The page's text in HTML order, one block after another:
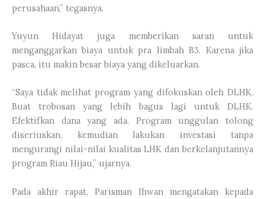
perusahaan,” tegasnya.
Yuyun Hidayat juga memberikan saran untuk
menganggarkan biaya untuk pra limbah B3. Karena jika
pasca, itu makin besar biaya yang dikeluarkan.
“Saya tidak melihat program yang difokuskan oleh DLHK.
Buat trobosan yang lebih bagus lagi untuk DLHK.
Efektifkan dana yang ada. Program unggulan tolong
diseriuskan, kemudian lakukan investasi tanpa
mengurangi nilai-nilai kualitas LHK dan berkelanjutannya
program Riau Hijau,” ujarnya.
Pada akhir rapat, Parisman Ihwan mengatakan kepada